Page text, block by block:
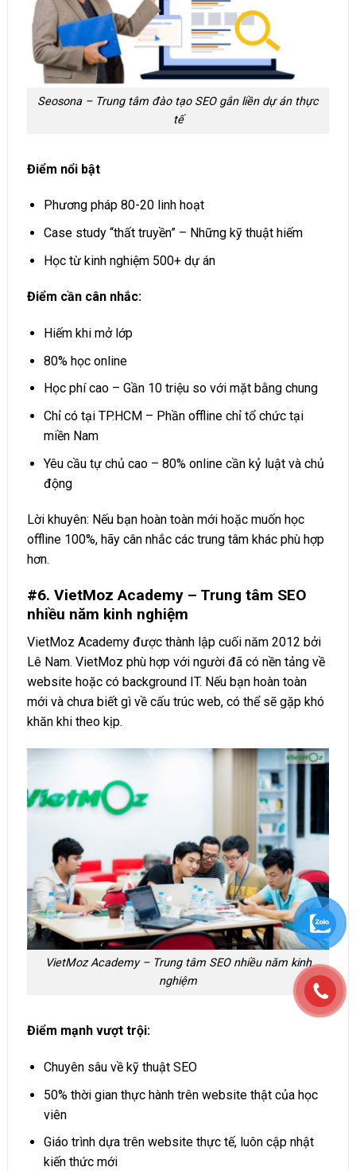
Seosona – Trung tâm đào tạo SEO gắn liền dự án thực
tế
Điểm nổi bật
Phương pháp 80-20 linh hoạt
Case study “thất truyền” – Những kỹ thuật hiếm
Học từ kinh nghiệm 500+ dự án
Điểm cần cân nhắc:
Hiếm khi mở lớp
80% học online
Học phí cao – Gần 10 triệu so với mặt bằng chung
Chỉ có tại TP.HCM – Phần offline chỉ tổ chức tại
miền Nam
Yêu cầu tự chủ cao – 80% online cần kỷ luật và chủ
động
Lời khuyên: Nếu bạn hoàn toàn mới hoặc muốn học
offline 100%, hãy cân nhắc các trung tâm khác phù hợp
hơn.
#6. VietMoz Academy – Trung tâm SEO
nhiều năm kinh nghiệm
VietMoz Academy được thành lập cuối năm 2012 bởi
Lê Nam. VietMoz phù hợp với người đã có nền tảng về
website hoặc có background IT. Nếu bạn hoàn toàn
mới và chưa biết gì về cấu trúc web, có thể sẽ gặp khó
khăn khi theo kịp.
VietMoz Academy – Trung tâm SEO nhiều năm kinh
nghiệm
Điểm mạnh vượt trội:
Chuyên sâu về kỹ thuật SEO
50% thời gian thực hành trên website thật của học
viên
Giáo trình dựa trên website thực tế, luôn cập nhật
kiến thức mới